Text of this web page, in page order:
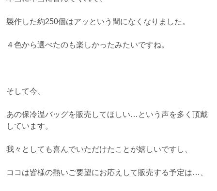
製作した約250個はアッという間になくなりました。
４色から選べたのも楽しかったみたいですね。
そして今、
あの保冷温バッグを販売してほしい…という声を多く頂戴
しています。
我々としても喜んでいただけたことが嬉しいですし、
ココは皆様の熱いご要望にお応えして販売する予定は…、